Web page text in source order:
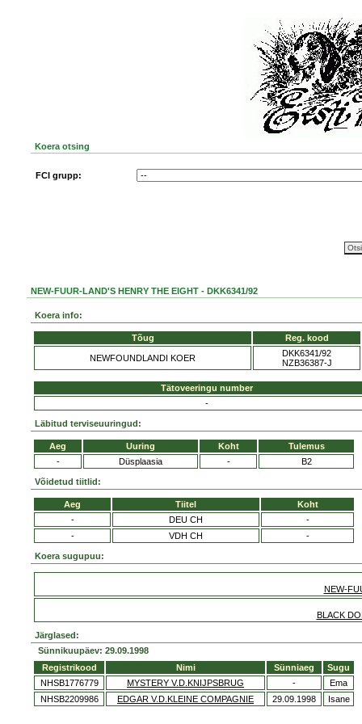
Koera otsing
FCI grupp:
NEW-FUUR-LAND'S HENRY THE EIGHT - DKK6341/92
Koera info:
Tõug Reg. kood
NEWFOUNDLANDI KOER
DKK6341/92
NZB36387-J
Tätoveeringu number
-
Läbitud terviseuuringud:
Aeg Uuring Koht
Tulemus
-
Düsplaasia - B2
Võidetud tiitlid:
Aeg Tiitel
Koht
-
DEU CH
-
-
VDH CH -
Koera sugupuu:
NEW-
BLACK
Järglased:
Sünnikuupäev: 29.09.1998
Registrikood
Nimi Sünniaeg
Sugu
NHSB1776779
MYSTERY V.D.KNIJPSBRUG -
Ema
NHSB2209986
EDGAR V.D.KLEINE COMPAGNIE 29.09.1998 Isane